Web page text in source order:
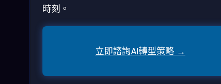
時刻。
立即諮詢AI轉型策略 →